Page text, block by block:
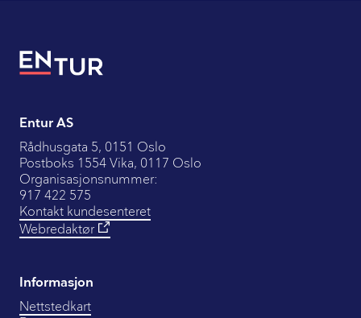
Entur AS
Rådhusgata 5, 0151 Oslo
Postboks 1554 Vika, 0117 Oslo
Organisasjonsnummer:
917 422 575
Kontakt kundesenteret
Webredaktør
Informasjon
Nettstedkart